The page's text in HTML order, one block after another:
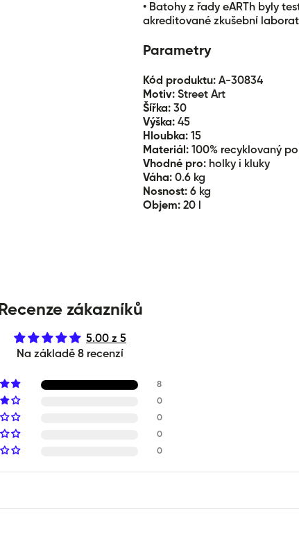
• Batohy z řady eARTh byly
akreditované zkušební
Parametry
Kód produktu: A-30834
Motiv: Street Art
Šířka: 30
Výška: 45
Hloubka: 15
Materiál: 100% recyklovaný
Vhodné pro: holky i kluky
Váha: 0.6 kg
Nosnost: 6 kg
Objem: 20 l
Recenze zákazníků
5.00 z 5
Na základě 8 recenzí
8
0
0
0
0